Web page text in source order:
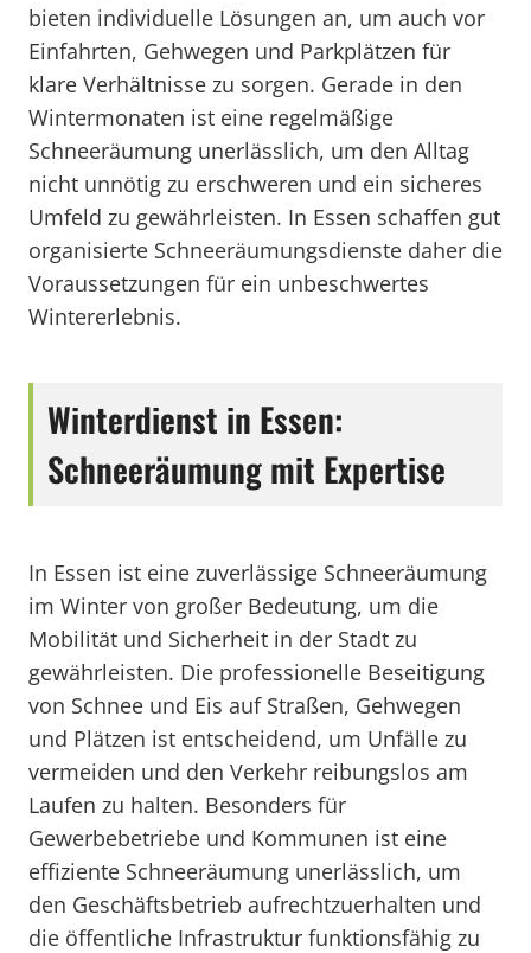
bieten individuelle Lösungen an, um auch vor
Einfahrten, Gehwegen und Parkplätzen für
klare Verhältnisse zu sorgen. Gerade in den
Wintermonaten ist eine regelmäßige
Schneeräumung unerlässlich, um den Alltag
nicht unnötig zu erschweren und ein sicheres
Umfeld zu gewährleisten. In Essen schaffen gut
organisierte Schneeräumungsdienste daher die
Voraussetzungen für ein unbeschwertes
Wintererlebnis.
Winterdienst in Essen:
Schneeräumung mit Expertise
In Essen ist eine zuverlässige Schneeräumung
im Winter von großer Bedeutung, um die
Mobilität und Sicherheit in der Stadt zu
gewährleisten. Die professionelle Beseitigung
von Schnee und Eis auf Straßen, Gehwegen
und Plätzen ist entscheidend, um Unfälle zu
vermeiden und den Verkehr reibungslos am
Laufen zu halten. Besonders für
Gewerbebetriebe und Kommunen ist eine
effiziente Schneeräumung unerlässlich, um
den Geschäftsbetrieb aufrechtzuerhalten und
die öffentliche Infrastruktur funktionsfähig zu